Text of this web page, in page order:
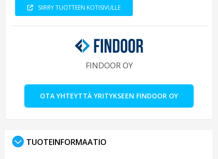
SIIRRY TUOTTEEN KOTISIVULLE
FINDOOR OY
OTA YHTEYTTÄ YRITYKSEEN FINDOOR OY
TUOTEINFORMAATIO